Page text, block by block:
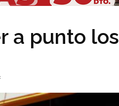
a punto los